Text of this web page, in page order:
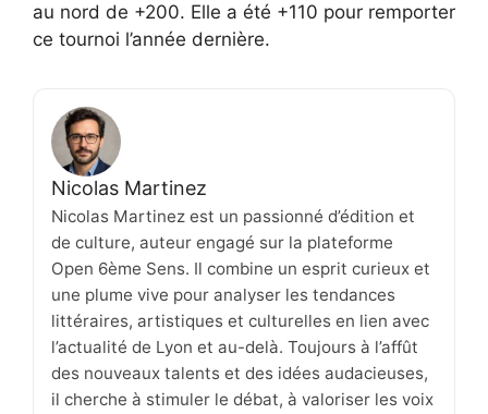
au nord de +200. Elle a été +110 pour remporter
ce tournoi l’année dernière.
Nicolas Martinez
Nicolas Martinez est un passionné d’édition et
de culture, auteur engagé sur la plateforme
Open 6ème Sens. Il combine un esprit curieux et
une plume vive pour analyser les tendances
littéraires, artistiques et culturelles en lien avec
l’actualité de Lyon et au-delà. Toujours à l’affût
des nouveaux talents et des idées audacieuses,
il cherche à stimuler le débat, à valoriser les voix